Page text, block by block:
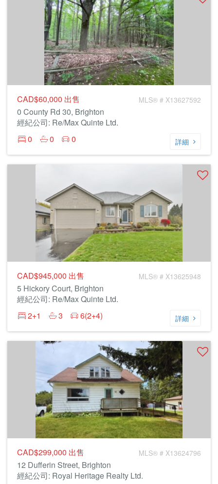
CAD$60,000 出售 MLS® # X13627592
0 County Rd 30, Brighton
經紀公司: Re/Max Quinte Ltd.
0
0 0 詳細
CAD$945,000 出售 MLS® # X13625948
5 Hickory Court, Brighton
經紀公司: Re/Max Quinte Ltd.
2+1
3 6(2+4) 詳細
CAD$299,000 出售 MLS® # X13624796
12 Dufferin Street, Brighton
經紀公司: Royal Heritage Realty Ltd.